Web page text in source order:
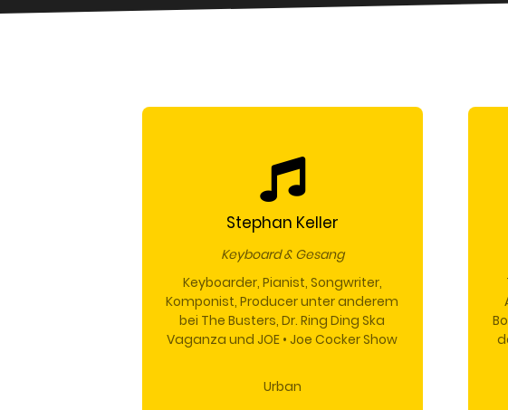
Stephan Keller
Keyboard & Gesang
Keyboarder, Pianist, Songwriter,
Komponist, Producer unter anderem
bei The Busters,Dr. Ring Ding Ska
Vaganza und JOE • Joe Cocker Show
Urban